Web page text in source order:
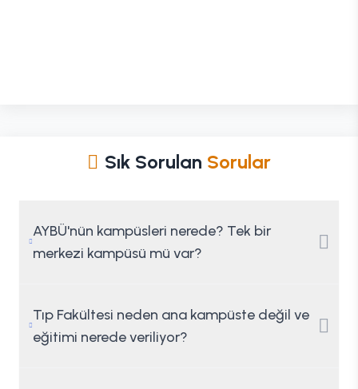
Sık Sorulan Sorular
AYBÜ'nün kampüsleri nerede? Tek bir
merkezi kampüsü mü var?
Tıp Fakültesi neden ana kampüste değil ve
eğitimi nerede veriliyor?